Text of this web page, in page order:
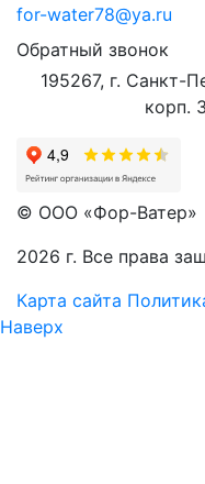
for-water78@ya.ru
Обратный звонок
195267, г. Санкт-
корп.
© ООО «Фор-Ватер»
2026 г. Все права
Карта сайта
Наверх